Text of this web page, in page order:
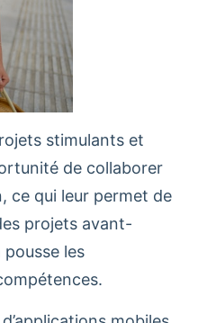
stimulants et
de collaborer
ce qui leur permet de
projets avant-
les